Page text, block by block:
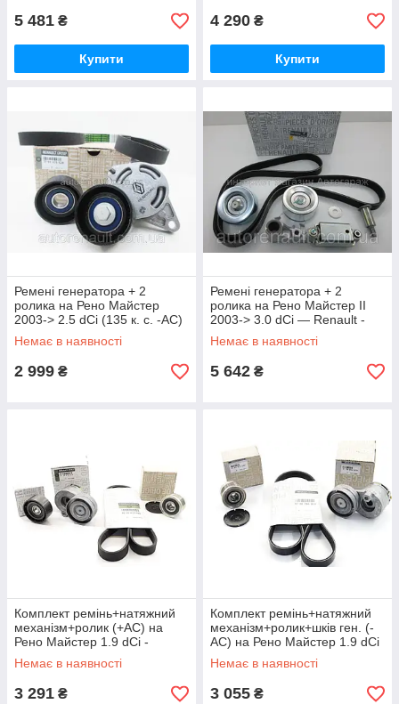
5 481 ₴
Купити
4 290 ₴
Купити
Ремені генератора + 2
ролика на Рено Майстер
2003-> 2.5 dCi (135 к. с. -AC)
— Renault - 7701475629
Немає в наявності
2 999 ₴
Ремені генератора + 2
ролика на Рено Майстер II
2003-> 3.0 dCi — Renault -
7701477518
Немає в наявності
5 642 ₴
Комплект ремінь+натяжний
механізм+ролик (+AC) на
Рено Майстер 1.9 dCi -
Renault (оригінал)
117208353R
Немає в наявності
3 291 ₴
Комплект ремінь+натяжний
механізм+ролик+шків ген. (-
AC) на Рено Майстер 1.9 dCi
- Renault (оригінал)
Немає в наявності
3 055 ₴